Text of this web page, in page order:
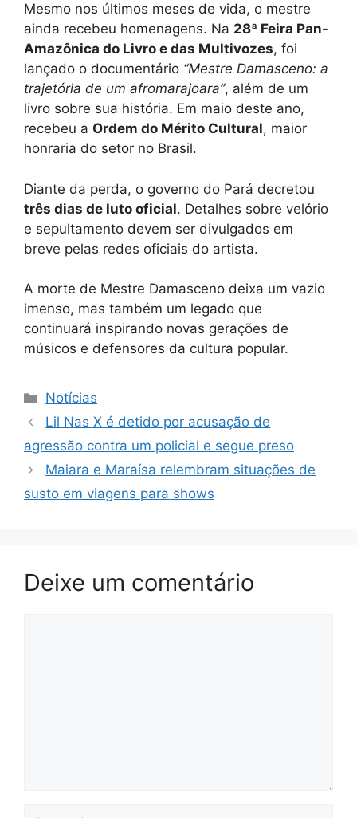
Mesmo nos últimos meses de vida, o mestre
ainda recebeu homenagens. Na 28ª Feira Pan-
Amazônica do Livro e das Multivozes, foi
lançado o documentário “Mestre Damasceno: a
trajetória de um afromarajoara”, além de um
livro sobre sua história. Em maio deste ano,
recebeu a Ordem do Mérito Cultural, maior
honraria do setor no Brasil.
Diante da perda, o governo do Pará decretou
três dias de luto oficial. Detalhes sobre velório
e sepultamento devem ser divulgados em
breve pelas redes oficiais do artista.
A morte de Mestre Damasceno deixa um vazio
imenso, mas também um legado que
continuará inspirando novas gerações de
músicos e defensores da cultura popular.
Categorias
Notícias
Lil Nas X é detido por acusação de
agressão contra um policial e segue preso
Maiara e Maraísa relembram situações de
susto em viagens para shows
Deixe um comentário
Nome